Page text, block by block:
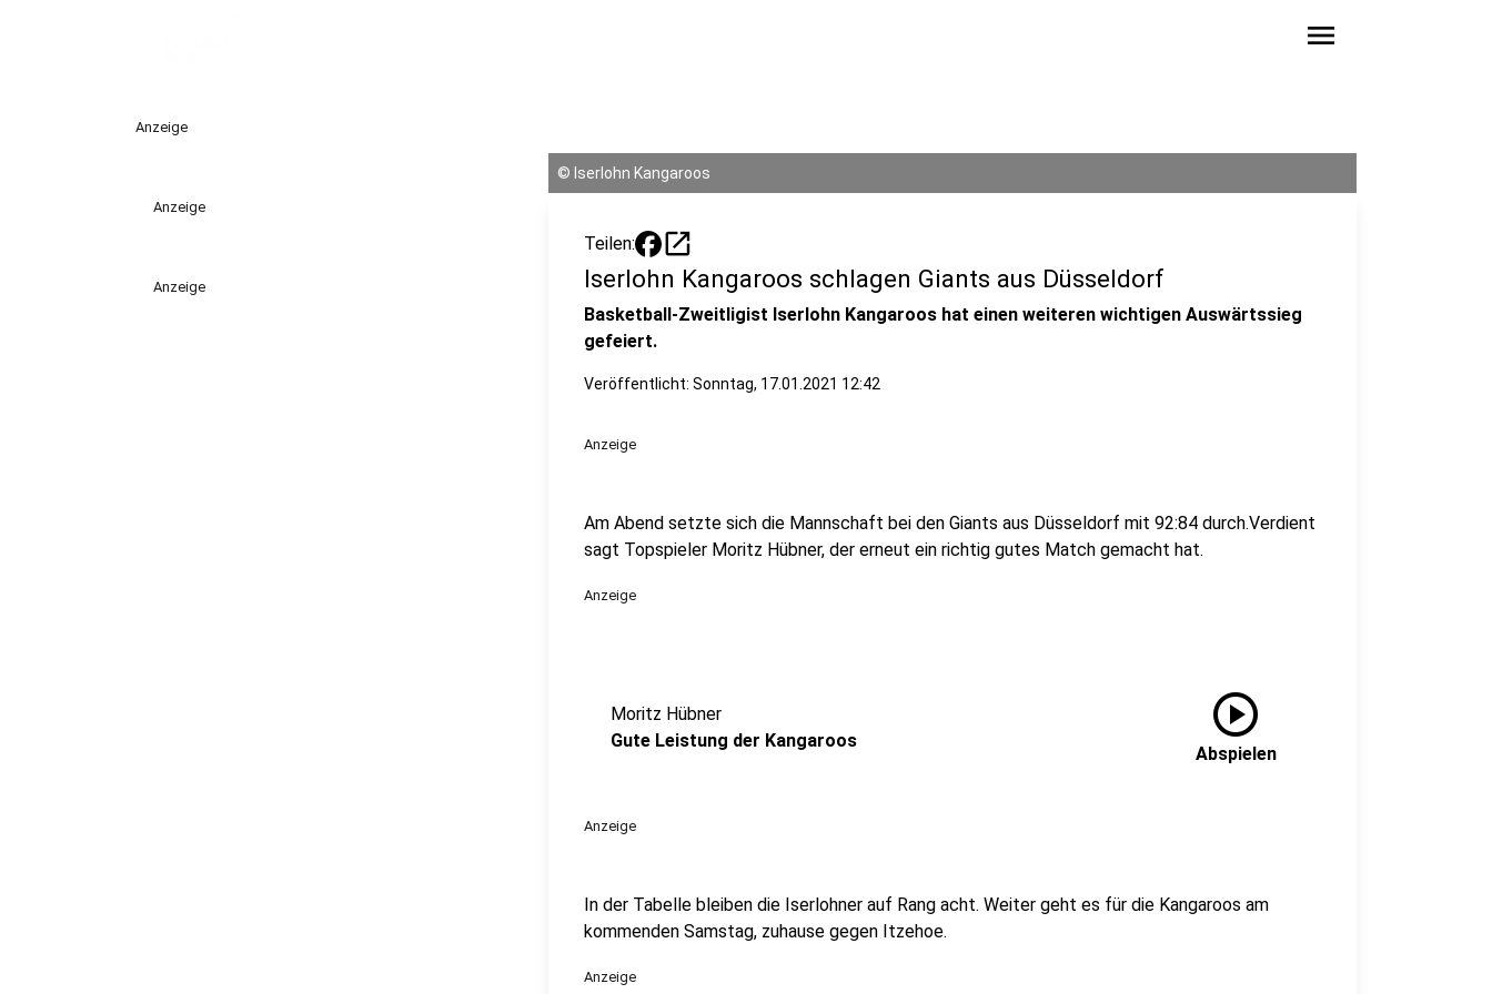
menu
Anzeige
Anzeige
Anzeige
© Iserlohn Kangaroos
Teilen: open_in_new
Iserlohn Kangaroos schlagen Giants aus Düsseldorf
Basketball-Zweitligist Iserlohn Kangaroos hat einen weiteren wichtigen Auswärtssieg
gefeiert.
Veröffentlicht: Sonntag, 17.01.2021 12:42
Anzeige
Am Abend setzte sich die Mannschaft bei den Giants aus Düsseldorf mit 92:84 durch.Verdient
sagt Topspieler Moritz Hübner, der erneut ein richtig gutes Match gemacht hat.
Anzeige
Moritz Hübner
Gute Leistung der Kangaroos
play_circle
Abspielen
Anzeige
In der Tabelle bleiben die Iserlohner auf Rang acht. Weiter geht es für die Kangaroos am
kommenden Samstag, zuhause gegen Itzehoe.
Anzeige